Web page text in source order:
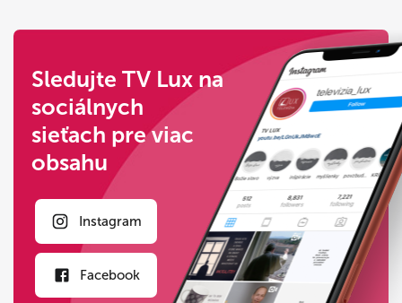
Sledujte TV Lux na
sociálnych
sieťach pre viac
obsahu
Instagram
Facebook